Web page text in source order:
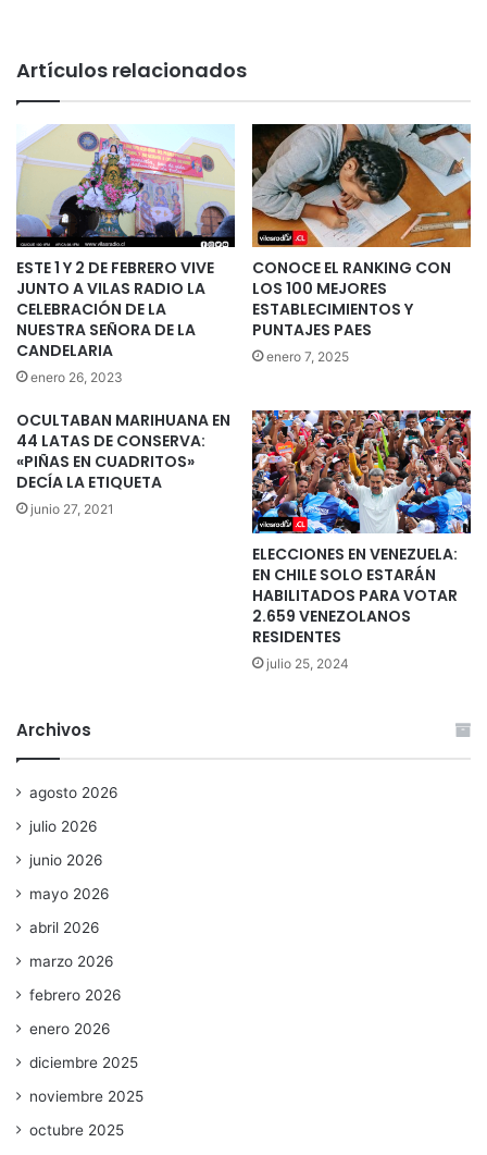
Artículos relacionados
ESTE 1 Y 2 DE FEBRERO VIVE
JUNTO A VILAS RADIO LA
CELEBRACIÓN DE LA
NUESTRA SEÑORA DE LA
CANDELARIA
enero 26, 2023
CONOCE EL RANKING CON
LOS 100 MEJORES
ESTABLECIMIENTOS Y
PUNTAJES PAES
enero 7, 2025
OCULTABAN MARIHUANA EN
44 LATAS DE CONSERVA:
«PIÑAS EN CUADRITOS»
DECÍA LA ETIQUETA
junio 27, 2021
ELECCIONES EN VENEZUELA:
EN CHILE SOLO ESTARÁN
HABILITADOS PARA VOTAR
2.659 VENEZOLANOS
RESIDENTES
julio 25, 2024
Archivos
agosto 2026
julio 2026
junio 2026
mayo 2026
abril 2026
marzo 2026
febrero 2026
enero 2026
diciembre 2025
noviembre 2025
octubre 2025